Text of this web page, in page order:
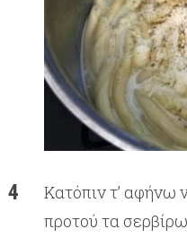
Κατόπιν τ’ αφήνω
προτού τα